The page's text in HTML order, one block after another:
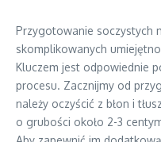
Przygotowanie soczystych
skomplikowanych
Kluczem jest odpowiednie
procesu. Zacznijmy od
należy oczyścić z błon i
o grubości około 2-3